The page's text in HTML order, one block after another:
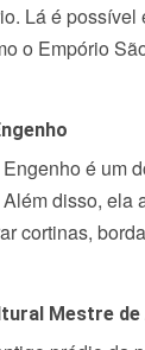
Lá é possível
o Empório
é um
disso, ela
cortinas,
Mestre